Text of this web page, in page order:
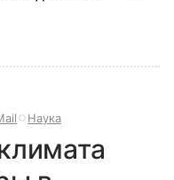
Наука